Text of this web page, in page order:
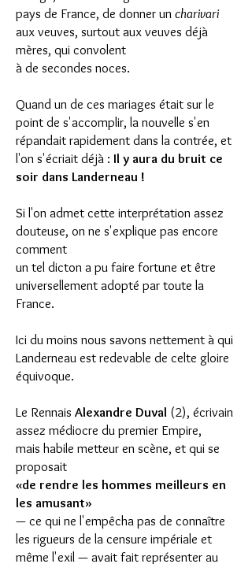
pays de France, de donner un charivari
aux veuves, surtout aux veuves déjà
mères, qui convolent
à de secondes noces.
Quand un de ces mariages était sur le
point de s'accomplir, la nouvelle s'en
répandait rapidement dans la contrée, et
l'on s'écriait déjà : Il y aura du bruit ce
soir dans Landerneau !
Si l'on admet cette interprétation assez
douteuse, on ne s'explique pas encore
comment
un tel dicton a pu faire fortune et être
universellement adopté par toute la
France.
Ici du moins nous savons nettement à qui
Landerneau est redevable de celte gloire
équivoque.
Le Rennais Alexandre Duval (2), écrivain
assez médiocre du premier Empire,
mais habile metteur en scène, et qui se
proposait
«de rendre les hommes meilleurs en
les amusant»
— ce qui ne l'empêcha pas de connaître
les rigueurs de la censure impériale et
même l'exil — avait fait représenter au